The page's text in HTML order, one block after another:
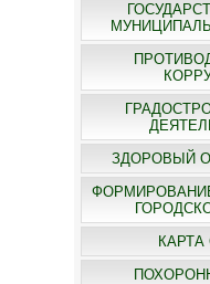
ЗДОРОВЫЙ
КАРТА